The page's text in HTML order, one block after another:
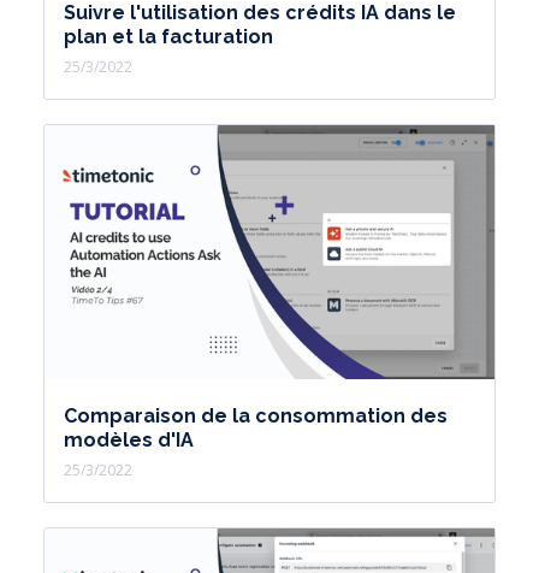
Suivre l'utilisation des crédits IA dans le
plan et la facturation
25/3/2022
Comparaison de la consommation des
modèles d'IA
25/3/2022